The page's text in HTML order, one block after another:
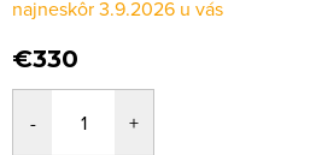
3.9.2026
€330